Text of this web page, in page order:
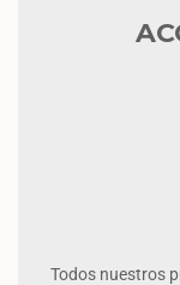
Todos nuestros